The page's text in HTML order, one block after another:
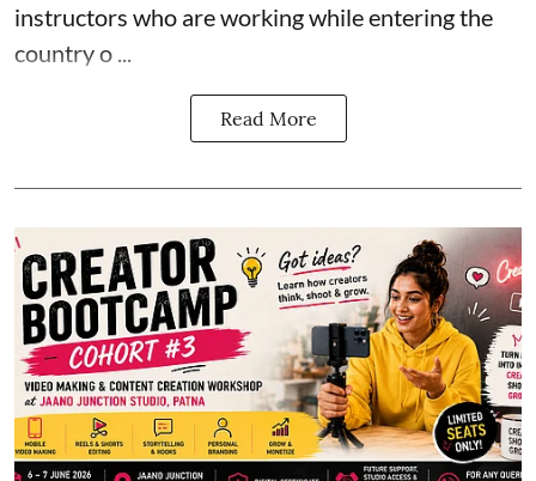
instructors who are working while entering the
country o ...
Read More